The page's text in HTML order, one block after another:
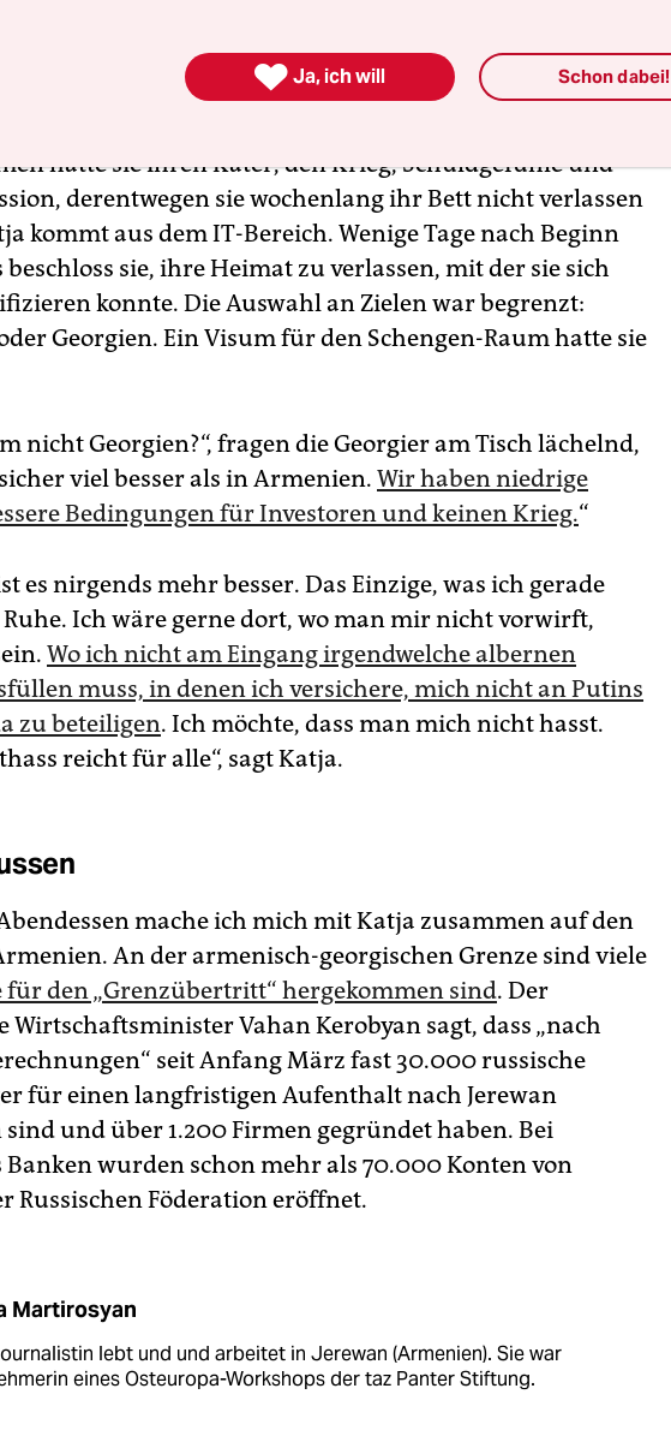
hatte sie ihren Kater, den Krieg, Schuldgefühle und
derentwegen sie wochenlang ihr Bett nicht verlassen
kommt aus dem IT-Bereich. Wenige Tage nach Beginn
beschloss sie, ihre Heimat zu verlassen, mit der sie sich
konnte. Die Auswahl an Zielen war begrenzt:
Georgien. Ein Visum für den Schengen-Raum hatte sie
nicht Georgien?“, fragen die Georgier am Tisch lächelnd,
viel besser als in Armenien. Wir haben niedrige
Bedingungen für Investoren und keinen Krieg.“
es nirgends mehr besser. Das Einzige, was ich gerade
Ich wäre gerne dort, wo man mir nicht vorwirft,
Wo ich nicht am Eingang irgendwelche albernen
muss, in denen ich versichere, mich nicht an Putins
zu beteiligen. Ich möchte, dass man mich nicht hasst.
reicht für alle“, sagt Katja.
mache ich mich mit Katja zusammen auf den
An der armenisch-georgischen Grenze sind viele
für den „Grenzübertritt“ hergekommen sind. Der
Wirtschaftsminister Vahan Kerobyan sagt, dass „nach
seit Anfang März fast 30.000 russische
für einen langfristigen Aufenthalt nach Jerewan
sind und über 1.200 Firmen gegründet haben. Bei
wurden schon mehr als 70.000 Konten von
Russischen Föderation eröffnet.
Martirosyan
lebt und und arbeitet in Jerewan (Armenien). Sie war
eines Osteuropa-Workshops der taz Panter Stiftung.
 Ja, ich will Schon dabei!